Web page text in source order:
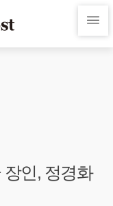
인, 정경화